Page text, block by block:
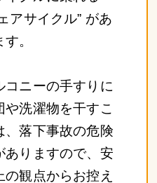
アサイクル” があ
す。
コニーの手すりに
や洗濯物を干すこ
、落下事故の危険
ありますので、安
の観点からお控え